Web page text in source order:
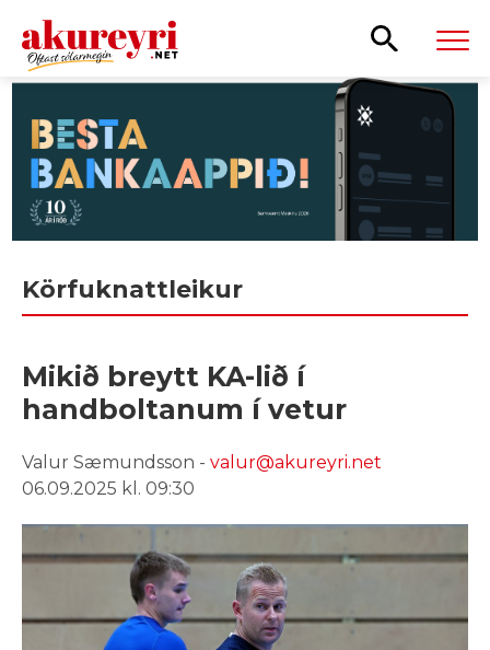
Körfuknattleikur
Mikið breytt KA-lið í
handboltanum í vetur
Valur Sæmundsson - valur@akureyri.net
06.09.2025 kl. 09:30